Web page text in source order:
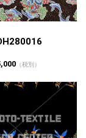
（税別）